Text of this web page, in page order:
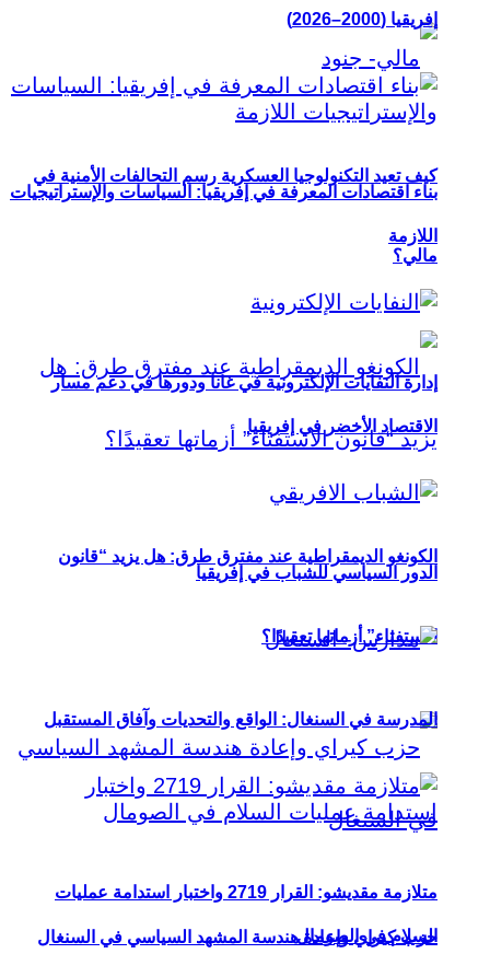
كيف تعيد التكنولوجيا العسكرية رسم التحالفات الأمنية في
مالي؟
الكونغو الديمقراطية عند مفترق طرق: هل يزيد “قانون
الاستفتاء” أزماتها تعقيدًا؟
حزب كيراي وإعادة هندسة المشهد السياسي في السنغال
إفريقيا (2000–2026)
بناء اقتصادات المعرفة في إفريقيا: السياسات والإستراتيجيات
اللازمة
إدارة النفايات الإلكترونية في غانا ودورها في دعم مسار
الاقتصاد الأخضر في إفريقيا
الدور السياسي للشباب في إفريقيا
المدرسة في السنغال: الواقع والتحديات وآفاق المستقبل
متلازمة مقديشو: القرار 2719 واختبار استدامة عمليات
السلام في الصومال